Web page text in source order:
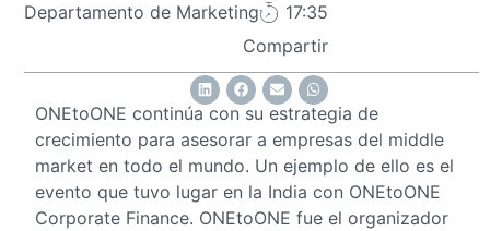
Departamento de Marketing
17:35
Compartir
ONEtoONE continúa con su estrategia de
crecimiento para asesorar a empresas del middle
market en todo el mundo. Un ejemplo de ello es el
evento que tuvo lugar en la India con ONEtoONE
Corporate Finance. ONEtoONE fue el organizador